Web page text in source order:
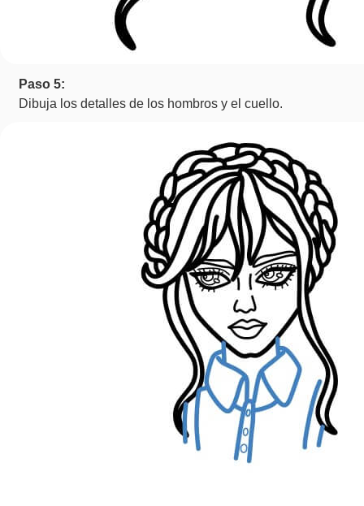
Paso 5:
Dibuja los detalles de los hombros y el cuello.